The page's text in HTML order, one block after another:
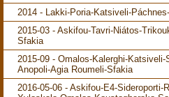
2014 - Lakki-Poria-Katsiveli-
2015-03 - Askifou-Tavri-Niátos-
Sfakia
2015-09 - Omalos-Kalerghi-
Anopoli-Agia Roumeli-Sfakia
2016-05-06 - Askifou-E4-